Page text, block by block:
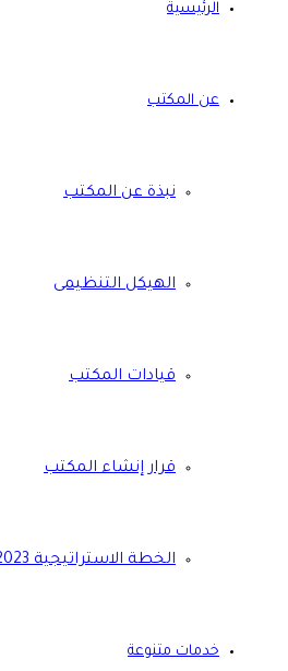
الرئيسية
عن المكتب
نبذة عن المكتب
الهيكل التنظيمى
قيادات المكتب
قرار إنشاء المكتب
الخطة الاستراتيجية 2023-2027م
خدمات متنوعة